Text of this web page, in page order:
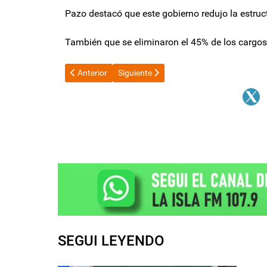
Pazo destacó que este gobierno redujo la
También que se eliminaron el 45% de los
Artículo anterior: La picante y letal chicana de
Anterior Artículo siguiente: Irán señaló a Javier
Siguiente
SEGUI LEYENDO